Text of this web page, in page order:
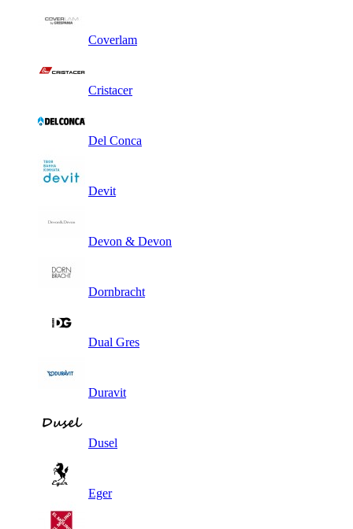
Coverlam
Cristacer
Del Conca
Devit
Devon & Devon
Dornbracht
Dual Gres
Duravit
Dusel
Eger